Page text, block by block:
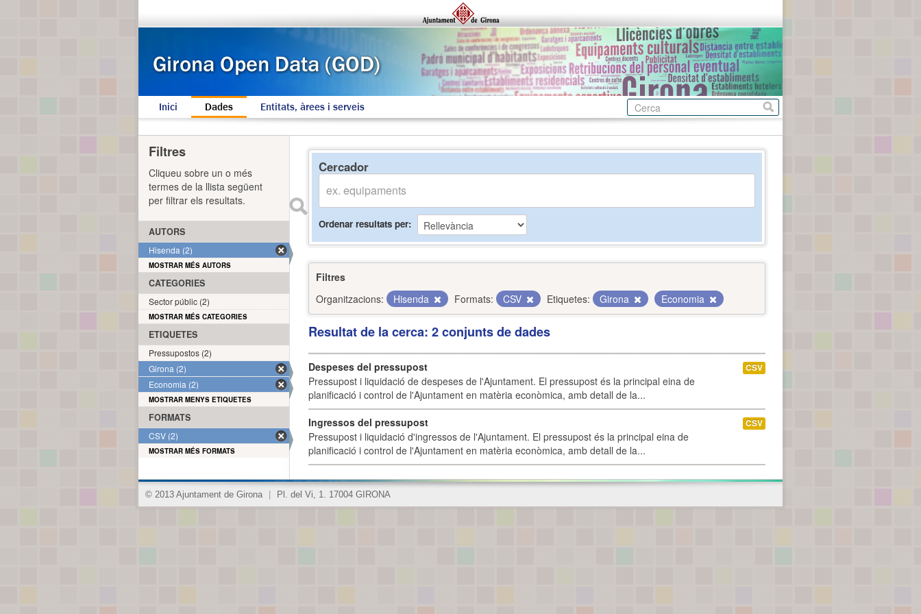
Inici Dades Entitats, àrees i serveis
Cercador
Ordenar resultats per
Filtres
Organitzacions:
Hisenda Formats: CSV Etiquetes: Girona Economia
Resultat de la cerca: 2 conjunts de dades
Despeses del pressupost
Pressupost i liquidació de despeses de l'Ajuntament. El pressupost és la principal eina de
planificació i control de l'Ajuntament en matèria econòmica, amb detall de la...
CSV
Ingressos del pressupost
Pressupost i liquidació d'ingressos de l'Ajuntament. El pressupost és la principal eina de
planificació i control de l'Ajuntament en matèria econòmica, amb detall de la...
CSV
Filtres
Cliqueu sobre un o més
termes de la llista següent
per filtrar els resultats.
AUTORS
Hisenda (2)
MOSTRAR MÉS AUTORS
CATEGORIES
Sector públic (2)
MOSTRAR MÉS CATEGORIES
ETIQUETES
Pressupostos (2)
Girona (2)
Economia (2)
MOSTRAR MENYS ETIQUETES
FORMATS
CSV (2)
MOSTRAR MÉS FORMATS
© 2013 Ajuntament de Girona Pl. del Vi, 1. 17004 GIRONA